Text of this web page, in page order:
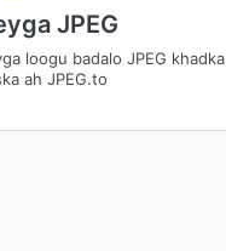
JPEG
loogu badalo JPEG khadka
ah JPEG.to